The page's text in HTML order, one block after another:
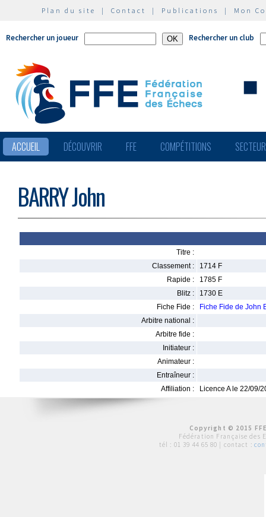
Plan du site | Contact | Publications | Mon
Rechercher un joueur Rechercher un club
ACCUEIL DÉCOUVRIR FFE COMPÉTITIONS
BARRY John
Titre :
Classement :
1714 F
Rapide :
1785 F
Blitz :
1730 E
Fiche Fide :
Fiche Fide de John
Arbitre national :
Arbitre fide :
Initiateur :
Animateur :
Entraîneur :
Affiliation :
Licence A le 22/09/
Copyright © 2015
Fédération Française des
tél : 01 39 44 65 80 | contact :